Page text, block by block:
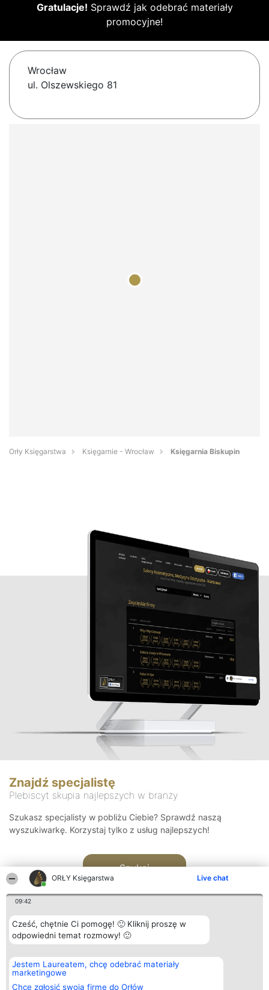
ORŁY Księgarstwa Live chat
09:42
Cześć, chętnie Ci pomogę! 🙂 Kliknij proszę w
odpowiedni temat rozmowy! 🙂
Jestem Laureatem, chcę odebrać materiały
marketingowe
Chcę zgłosić swoją firmę do Orłów
Gratulacje! Sprawdź jak odebrać materiały
promocyjne!
Wrocław
ul. Olszewskiego 81
Orły Księgarstwa Księgarnie - Wrocław Księgarnia Biskupin
Znajdź specjalistę
Plebiscyt skupia najlepszych w branży
Szukasz specjalisty w pobliżu Ciebie? Sprawdź naszą
wyszukiwarkę. Korzystaj tylko z usług najlepszych!
Szukaj
Organizator plebiscytu
Bright Side Solutions sp. z o.
o. sp. k.
ul. Ruska 22
Plebiscyt
Laureaci
wszystkich
Kontakt
Kontakt